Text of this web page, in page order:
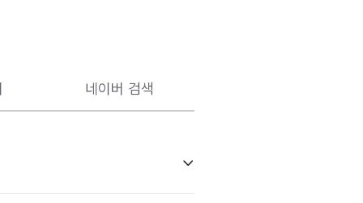
네이버 검색